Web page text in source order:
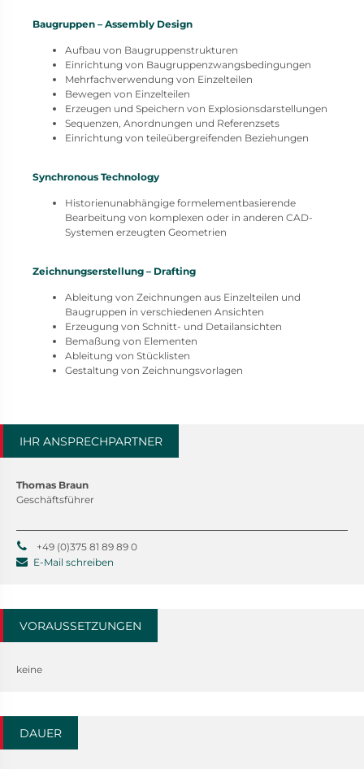
Baugruppen – Assembly Design
Aufbau von Baugruppenstrukturen
Einrichtung von Baugruppenzwangsbedingungen
Mehrfachverwendung von Einzelteilen
Bewegen von Einzelteilen
Erzeugen und Speichern von Explosionsdarstellungen
Sequenzen, Anordnungen und Referenzsets
Einrichtung von teileübergreifenden Beziehungen
Synchronous Technology
Historienunabhängige formelementbasierende
Bearbeitung von komplexen oder in anderen CAD-
Systemen erzeugten Geometrien
Zeichnungserstellung – Drafting
Ableitung von Zeichnungen aus Einzelteilen und
Baugruppen in verschiedenen Ansichten
Erzeugung von Schnitt- und Detailansichten
Bemaßung von Elementen
Ableitung von Stücklisten
Gestaltung von Zeichnungsvorlagen
IHR ANSPRECHPARTNER
Thomas Braun
Geschäftsführer
+49 (0)375 81 89 89 0
E-Mail schreiben
VORAUSSETZUNGEN
keine
DAUER